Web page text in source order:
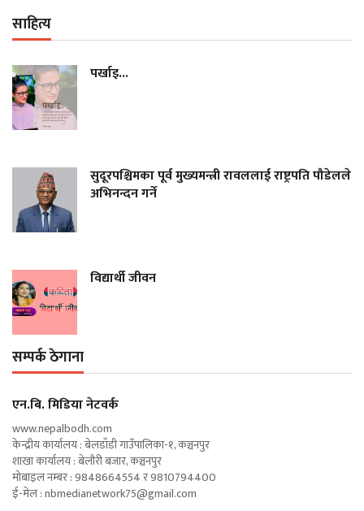
साहित्य
पर्खाइ...
सुदूरपश्चिमका पूर्व मुख्यमन्त्री रावललाई राष्ट्रपति पौडेलले
अभिनन्दन गर्ने
विद्यार्थी जीवन
सम्पर्क ठेगाना
एन‍.बि. मिडिया नेटवर्क
www.nepalbodh.com
केन्द्रीय कार्यालय : बेलडाँडी गाउँपालिका-१, कञ्चनपुर
शाखा कार्यालय : बेलौरी बजार, कञ्चनपुर
मोबाइल नम्बर : 9848664554 र 9810794400
ई-मेल :nbmedianetwork75@gmail.com